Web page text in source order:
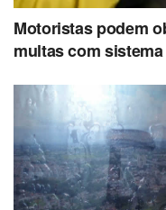
Motoristas podem
multas com